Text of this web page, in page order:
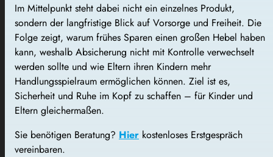
Im Mittelpunkt steht dabei nicht ein einzelnes Produkt,
sondern der langfristige Blick auf Vorsorge und Freiheit. Die
Folge zeigt, warum frühes Sparen einen großen Hebel haben
kann, weshalb Absicherung nicht mit Kontrolle verwechselt
werden sollte und wie Eltern ihren Kindern mehr
Handlungsspielraum ermöglichen können. Ziel ist es,
Sicherheit und Ruhe im Kopf zu schaffen – für Kinder und
Eltern gleichermaßen.
Sie benötigen Beratung? Hier kostenloses Erstgespräch
vereinbaren.